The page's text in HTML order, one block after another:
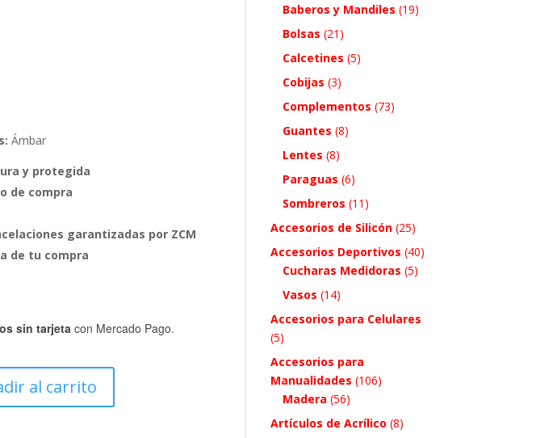
Ámbar
y protegida
de compra
garantizadas por ZCM
de tu compra
sin tarjeta con Mercado Pago.
al carrito
Baberos y Mandiles (19)
Bolsas (21)
Calcetines (5)
Cobijas (3)
Complementos (73)
Guantes (8)
Lentes (8)
Paraguas (6)
Sombreros (11)
Accesorios de Silicón (25)
Accesorios Deportivos (40)
Cucharas Medidoras (5)
Vasos (14)
Accesorios para Celulares
(5)
Accesorios para
Manualidades (106)
Madera (56)
Artículos de Acrílico (8)